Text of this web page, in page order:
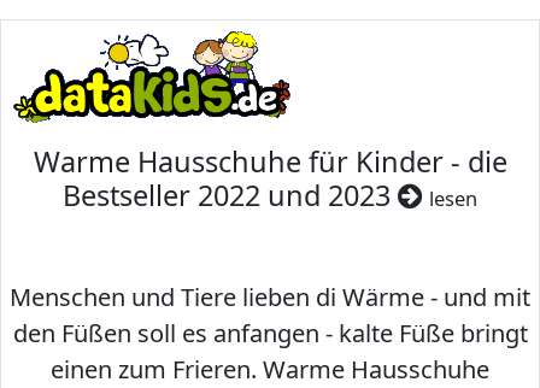
Warme Hausschuhe für Kinder - die
Bestseller 2022 und 2023
lesen
Menschen und Tiere lieben di Wärme - und mit
den Füßen soll es anfangen - kalte Füße bringt
einen zum Frieren. Warme Hausschuhe